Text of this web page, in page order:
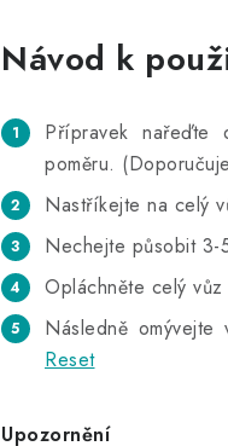
Návod k
Přípravek nařeďte
poměru.
Nastříkejte na celý
Nechejte působit 3-
Opláchněte celý
Následně omývejte
Reset
Upozornění